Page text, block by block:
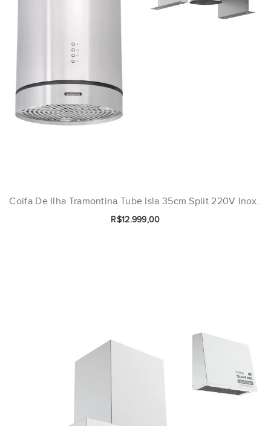
Coifa De Ilha Tramontina Tube Isla 35cm Split 220V Inox..
R$12.999,00